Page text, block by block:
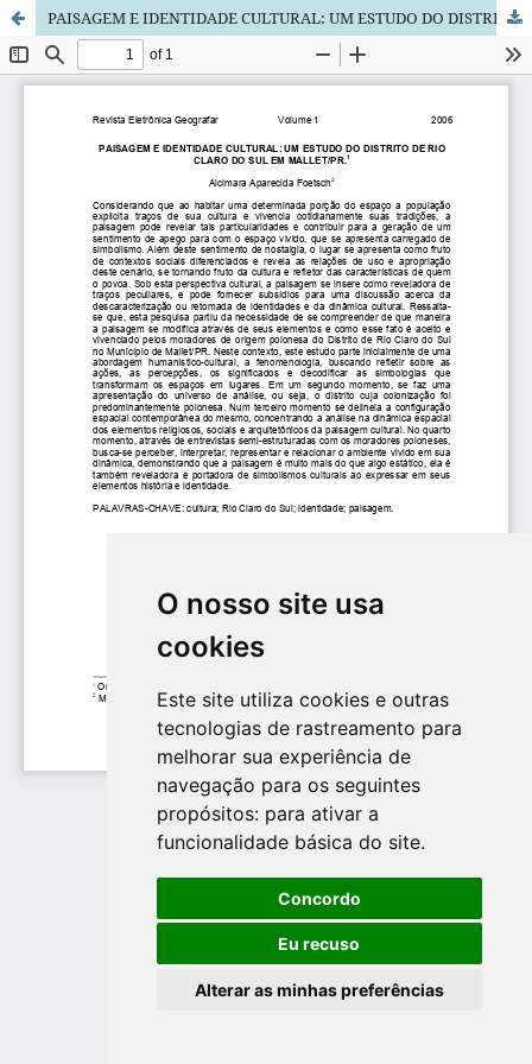
O nosso site usa
cookies
Este site utiliza cookies e outras
tecnologias de rastreamento para
melhorar sua experiência de
navegação para os seguintes
propósitos: para ativar a
funcionalidade básica do site.
Concordo
Eu recuso
Alterar as minhas preferências
PAISAGEM E IDENTIDADE CULTURAL: UM ESTUDO DO DISTRITO DE RIO CLARO DO SUL EM MALLET/PR.